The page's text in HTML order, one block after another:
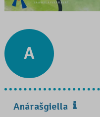
A
Anárašgiella